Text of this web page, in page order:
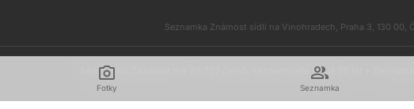
camera_alt
Fotky
group
Seznamka
Seznamka Známost sídlí na Vinohradech, Praha 3, 130 00,
Seznamka Známost má 70 722 členů, seznamujete se už 25 let